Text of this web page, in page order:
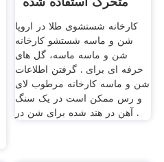
است
کارخانه شستشوی طلا در اروپا
شن و ماسه شستشو کارخانه
شن و ماسه ماسه، گل های
حرفه ای برای . گرفتن اطلاعات
شن و ماسه کارخانه مرطوب لای
و رس ممکن است در یک سنگ
آهن در هند شده برای شن در .